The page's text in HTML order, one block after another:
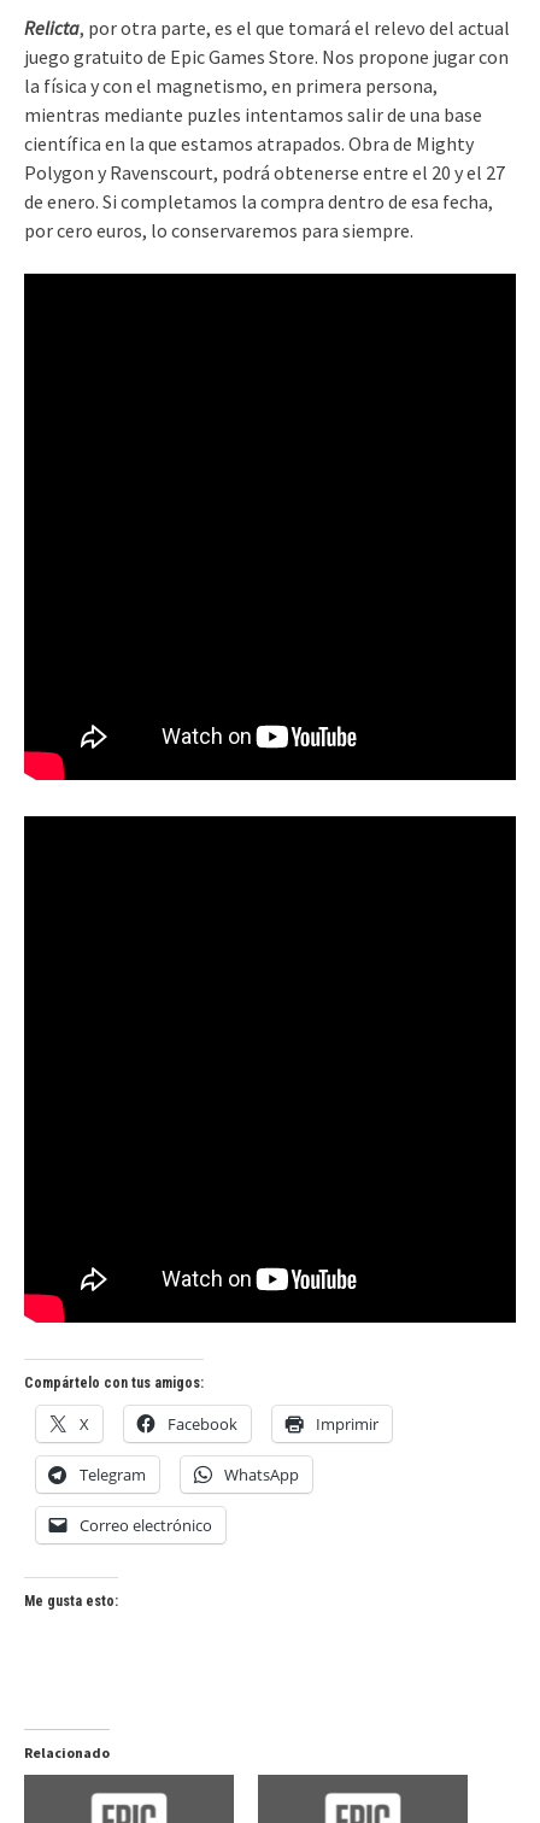
Relicta, por otra parte, es el que tomará el relevo del actual
juego gratuito de Epic Games Store. Nos propone jugar con
la física y con el magnetismo, en primera persona,
mientras mediante puzles intentamos salir de una base
científica en la que estamos atrapados. Obra de Mighty
Polygon y Ravenscourt, podrá obtenerse entre el 20 y el 27
de enero. Si completamos la compra dentro de esa fecha,
por cero euros, lo conservaremos para siempre.
Compártelo con tus amigos:
X Facebook Imprimir
Telegram WhatsApp
Correo electrónico
Me gusta esto:
Relacionado